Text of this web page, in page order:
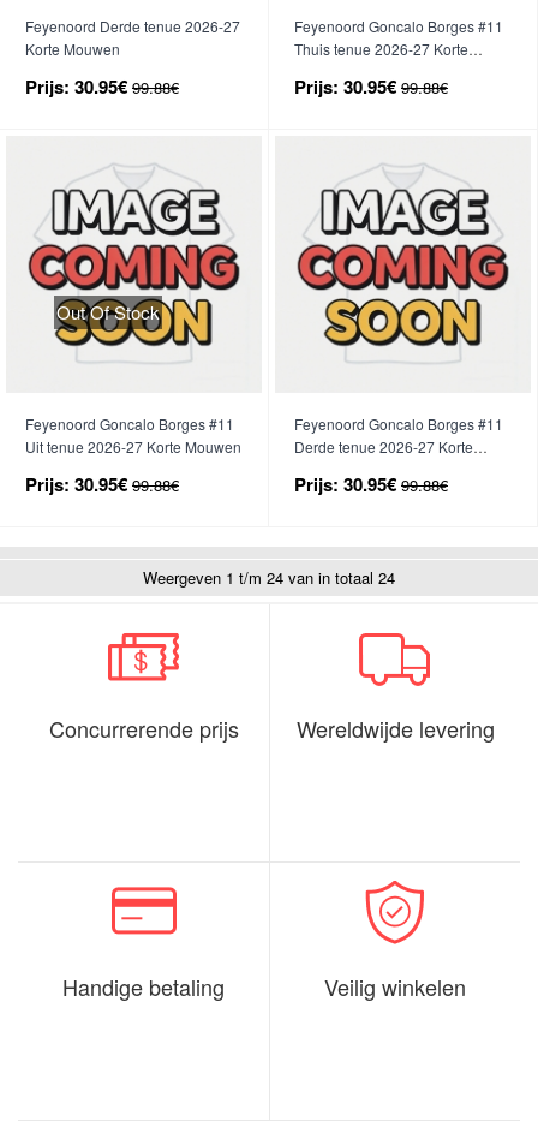
Feyenoord Derde tenue 2026-27
Korte Mouwen
Prijs: 30.95€ 99.88€
Feyenoord Goncalo Borges #11
Thuis tenue 2026-27 Korte
Prijs: 30.95€ 99.88€
Out Of Stock
Feyenoord Goncalo Borges #11
Uit tenue 2026-27 Korte Mouwen
Prijs: 30.95€ 99.88€
Feyenoord Goncalo Borges #11
Derde tenue 2026-27 Korte
Prijs: 30.95€ 99.88€
Weergeven 1 t/m 24 van in totaal 24
Concurrerende prijs Wereldwijde levering
Handige betaling Veilig winkelen